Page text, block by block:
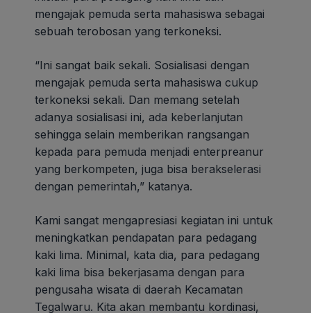
mengajak pemuda serta mahasiswa sebagai
sebuah terobosan yang terkoneksi.
“Ini sangat baik sekali. Sosialisasi dengan
mengajak pemuda serta mahasiswa cukup
terkoneksi sekali. Dan memang setelah
adanya sosialisasi ini, ada keberlanjutan
sehingga selain memberikan rangsangan
kepada para pemuda menjadi enterpreanur
yang berkompeten, juga bisa berakselerasi
dengan pemerintah,” katanya.
Kami sangat mengapresiasi kegiatan ini untuk
meningkatkan pendapatan para pedagang
kaki lima. Minimal, kata dia, para pedagang
kaki lima bisa bekerjasama dengan para
pengusaha wisata di daerah Kecamatan
Tegalwaru. Kita akan membantu kordinasi,